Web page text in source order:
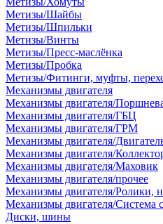
Метизы/Шайбы
Метизы/Шпильки
Метизы/Винты
Метизы/Пресс-маслёнка
Метизы/Пробка
Метизы/Фитинги, муфты,
Механизмы двигателя
Механизмы двигателя/
Механизмы двигателя/ГБЦ
Механизмы двигателя/ГРМ
Механизмы двигателя/
Механизмы двигателя/
Механизмы двигателя/Маховик
Механизмы двигателя/прочее
Механизмы двигателя/Ролики,
Механизмы двигателя/Система
Диски, шины